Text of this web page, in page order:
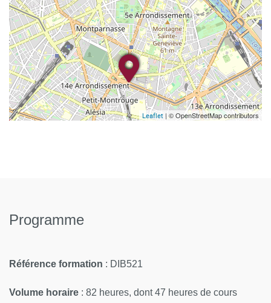
Leaflet | © OpenStreetMap contributors
Programme
Référence formation : DIB521
Volume horaire : 82 heures, dont 47 heures de cours